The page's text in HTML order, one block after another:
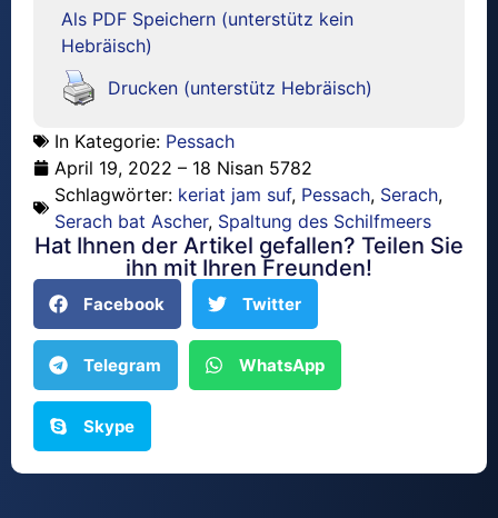
Als PDF Speichern (unterstütz kein
Hebräisch)
Drucken (unterstütz Hebräisch)
In Kategorie: Pessach
April 19, 2022 – 18 Nisan 5782
Schlagwörter: keriat jam suf, Pessach, Serach,
Serach bat Ascher, Spaltung des Schilfmeers
Hat Ihnen der Artikel gefallen? Teilen Sie
ihn mit Ihren Freunden!
Facebook Twitter
Telegram WhatsApp
Skype